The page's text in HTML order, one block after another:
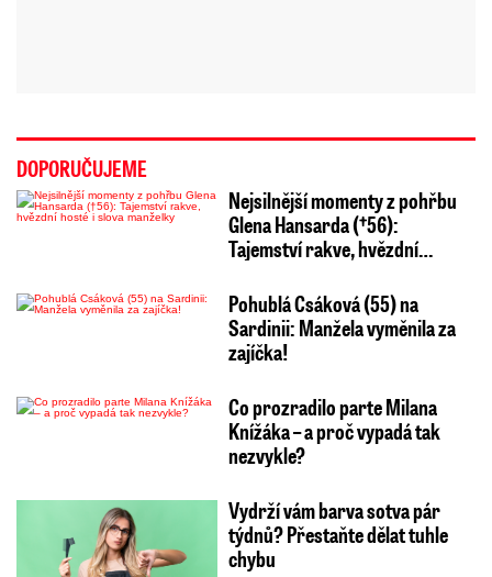
DOPORUČUJEME
Nejsilnější momenty z pohřbu
Glena Hansarda (†56):
Tajemství rakve, hvězdní…
Pohublá Csáková (55) na
Sardinii: Manžela vyměnila za
zajíčka!
Co prozradilo parte Milana
Knížáka – a proč vypadá tak
nezvykle?
Vydrží vám barva sotva pár
týdnů? Přestaňte dělat tuhle
chybu